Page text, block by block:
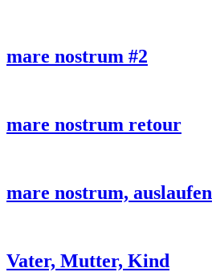
mare nostrum #2
mare nostrum retour
mare nostrum, auslaufen
Vater, Mutter, Kind